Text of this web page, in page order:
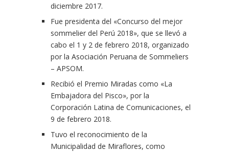
diciembre 2017.
Fue presidenta del «Concurso del mejor
sommelier del Perú 2018», que se llevó a
cabo el 1 y 2 de febrero 2018, organizado
por la Asociación Peruana de Sommeliers
– APSOM.
Recibió el Premio Miradas como «La
Embajadora del Pisco», por la
Corporación Latina de Comunicaciones, el
9 de febrero 2018.
Tuvo el reconocimiento de la
Municipalidad de Miraflores, como